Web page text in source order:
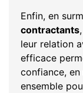
Enfin, en
contractants
leur relation
efficace
confiance,
ensemble